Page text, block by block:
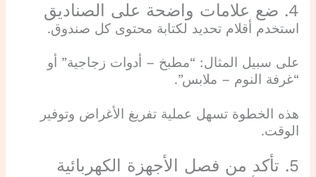
4. ضع علامات واضحة على الصناديق
استخدم أقلام تحديد لكتابة محتوى كل صندوق.
على سبيل المثال: “مطبخ – أدوات زجاجية” أو
“غرفة النوم – ملابس”.
هذه الخطوة تسهل عملية تفريغ الأغراض وتوفير
الوقت.
5. تأكد من فصل الأجهزة الكهربائية